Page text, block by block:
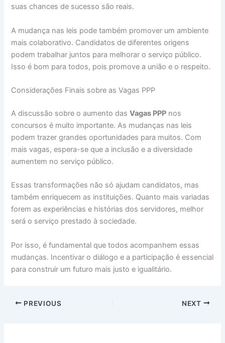
suas chances de sucesso são reais.
A mudança nas leis pode também promover um ambiente
mais colaborativo. Candidatos de diferentes origens
podem trabalhar juntos para melhorar o serviço público.
Isso é bom para todos, pois promove a união e o respeito.
Considerações Finais sobre as Vagas PPP
A discussão sobre o aumento dasVagas PPP nos
concursos é muito importante. As mudanças nas leis
podem trazer grandes oportunidades para muitos. Com
mais vagas, espera-se que a inclusão e a diversidade
aumentem no serviço público.
Essas transformações não só ajudam candidatos, mas
também enriquecem as instituições. Quanto mais variadas
forem as experiências e histórias dos servidores, melhor
será o serviço prestado à sociedade.
Por isso, é fundamental que todos acompanhem essas
mudanças. Incentivar o diálogo e a participação é essencial
para construir um futuro mais justo e igualitário.
PREVIOUS NEXT